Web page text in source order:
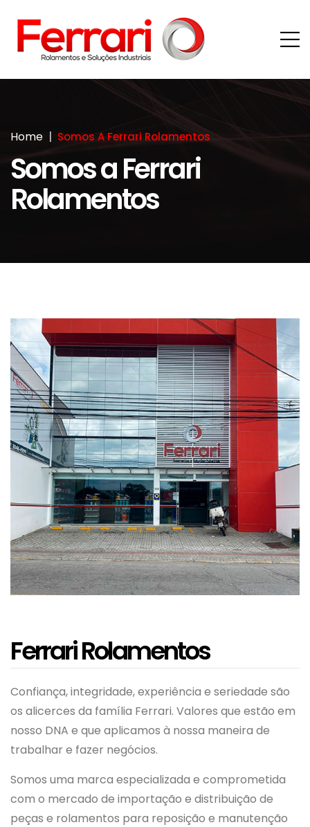
Home Somos A Ferrari Rolamentos
Somos a Ferrari
Rolamentos
Ferrari Rolamentos
Confiança, integridade, experiência e seriedade são
os alicerces da família Ferrari. Valores que estão em
nosso DNA e que aplicamos à nossa maneira de
trabalhar e fazer negócios.
Somos uma marca especializada e comprometida
com o mercado de importação e distribuição de
peças e rolamentos para reposição e manutenção